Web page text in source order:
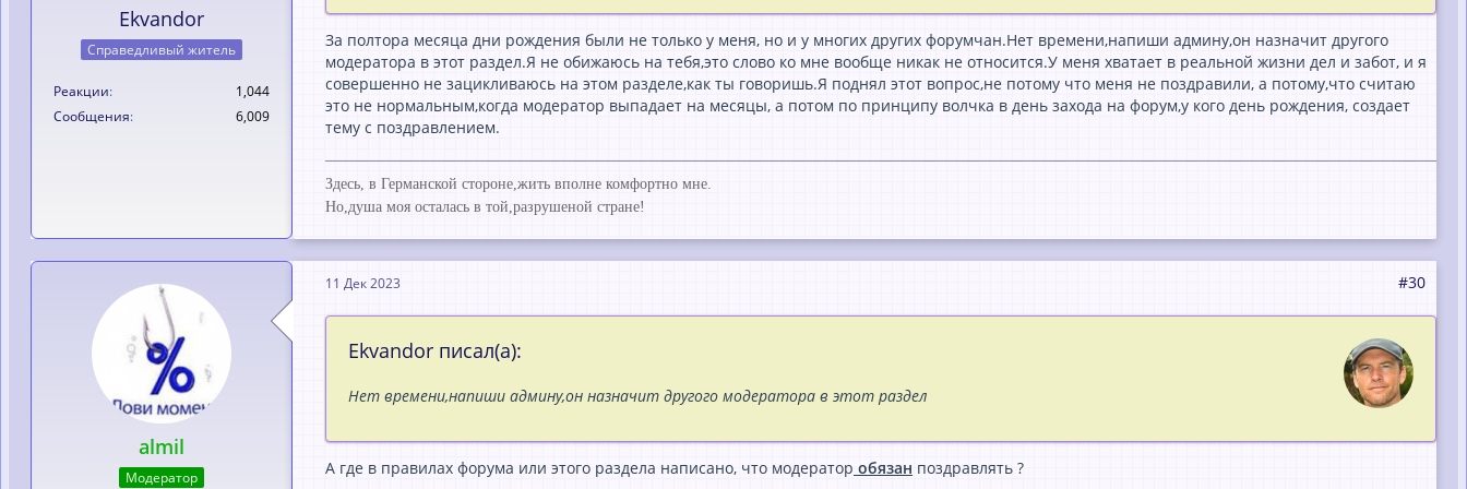
Ekvandor
Справедливый житель
Реакции
1,044
Сообщения
6,009
За полтора месяца дни рождения были не только у меня, но и у многих других форумчан.Нет времени,напиши админу,он назначит другого
модератора в этот раздел.Я не обижаюсь на тебя,это слово ко мне вообще никак не относится.У меня хватает в реальной жизни дел и забот, и я
совершенно не зацикливаюсь на этом разделе,как ты говоришь.Я поднял этот вопрос,не потому что меня не поздравили, а потому,что считаю
это не нормальным,когда модератор выпадает на месяцы, а потом по принципу волчка в день захода на форум,у кого день рождения, создает
тему с поздравлением.
Здесь, в Германской стороне,жить вполне комфортно мне.
Но,душа моя осталась в той,разрушеной стране!
almil
Модератор
11 Дек 2023 #30
Ekvandor писал(а):
Нет времени,напиши админу,он назначит другого модератора в этот раздел
А где в правилах форума или этого раздела написано, что модератор обязан поздравлять ?